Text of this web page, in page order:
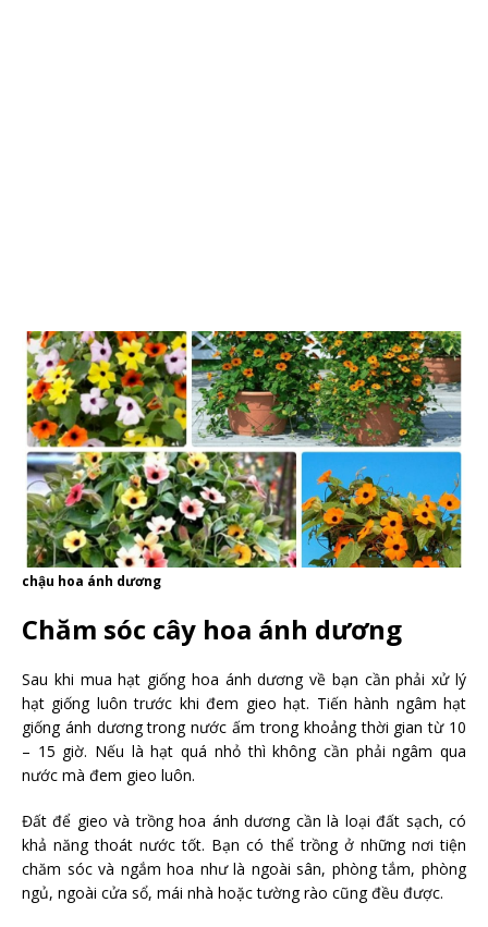
chậu hoa ánh dương
Chăm sóc cây hoa ánh dương
Sau khi mua hạt giống hoa ánh dương về bạn cần phải xử lý
hạt giống luôn trước khi đem gieo hạt. Tiến hành ngâm hạt
giống ánh dương trong nước ấm trong khoảng thời gian từ 10
– 15 giờ. Nếu là hạt quá nhỏ thì không cần phải ngâm qua
nước mà đem gieo luôn.
Đất để gieo và trồng hoa ánh dương cần là loại đất sạch, có
khả năng thoát nước tốt. Bạn có thể trồng ở những nơi tiện
chăm sóc và ngắm hoa như là ngoài sân, phòng tắm, phòng
ngủ, ngoài cửa sổ, mái nhà hoặc tường rào cũng đều được.